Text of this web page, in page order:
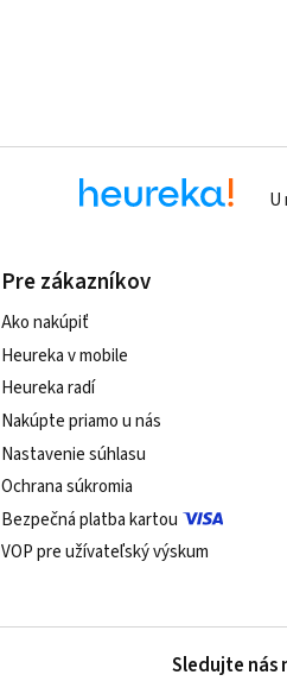
U
Pre zákazníkov
Ako nakúpiť
Heureka v mobile
Heureka radí
Nakúpte priamo u nás
Nastavenie súhlasu
Ochrana súkromia
Bezpečná platba kartou
VOP pre užívateľský výskum
Sledujte nás